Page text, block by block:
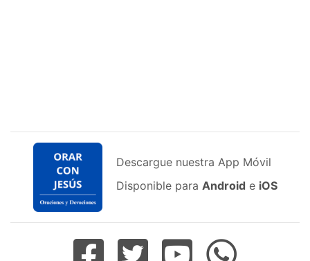
Descargue nuestra App Móvil
Disponible para Android e iOS